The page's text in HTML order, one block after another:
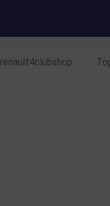
renault4clubshop